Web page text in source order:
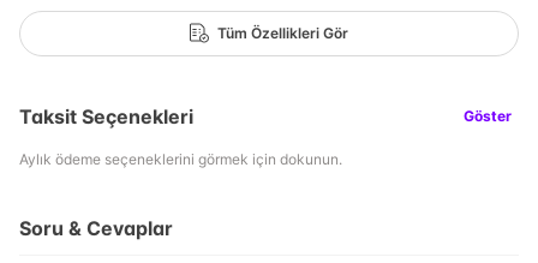
Tüm Özellikleri Gör
Taksit Seçenekleri Göster
Aylık ödeme seçeneklerini görmek için dokunun.
Soru & Cevaplar